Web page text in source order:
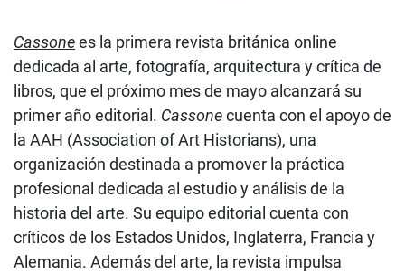
Cassonees la primera revista británica online
dedicada al arte, fotografía, arquitectura y crítica de
libros, que el próximo mes de mayo alcanzará su
primer año editorial. Cassonecuenta con el apoyo de
la AAH (Association of Art Historians), una
organización destinada a promover la práctica
profesional dedicada al estudio y análisis de la
historia del arte. Su equipo editorial cuenta con
críticos de los Estados Unidos, Inglaterra, Francia y
Alemania. Además del arte, la revista impulsa